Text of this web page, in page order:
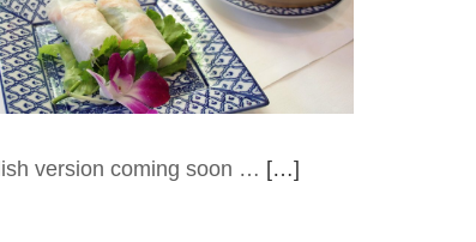
version coming soon … […]